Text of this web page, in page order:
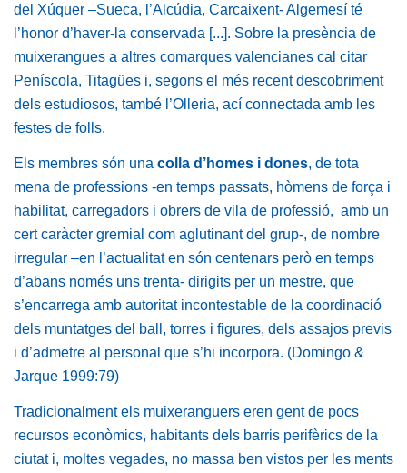
del Xúquer –Sueca, l’Alcúdia, Carcaixent- Algemesí té
l’honor d’haver-la conservada [...]. Sobre la presència de
muixerangues a altres comarques valencianes cal citar
Peníscola, Titagües i, segons el més recent descobriment
dels estudiosos, també l’Olleria, ací connectada amb les
festes de folls.
Els membres són una colla d’homes i dones, de tota
mena de professions -en temps passats, hòmens de força i
habilitat, carregadors i obrers de vila de professió, amb un
cert caràcter gremial com aglutinant del grup-, de nombre
irregular –en l’actualitat en són centenars però en temps
d’abans només uns trenta- dirigits per un mestre, que
s’encarrega amb autoritat incontestable de la coordinació
dels muntatges del ball, torres i figures, dels assajos previs
i d’admetre al personal que s’hi incorpora. (Domingo &
Jarque 1999:79)
Tradicionalment els muixeranguers eren gent de pocs
recursos econòmics, habitants dels barris perifèrics de la
ciutat i, moltes vegades, no massa ben vistos per les ments